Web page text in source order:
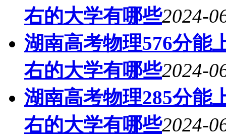
右的大学有哪些2024-
湖南高考物理576分能
右的大学有哪些2024-
湖南高考物理285分能
右的大学有哪些2024-